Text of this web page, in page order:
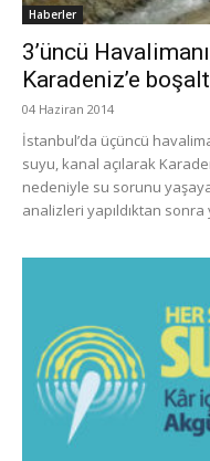
Haberler
3’üncü
Karadeniz’e
04 Haziran 2014
İstanbul’da üçüncü
suyu, kanal açılarak
nedeniyle su sorunu
analizleri yapıldıktan